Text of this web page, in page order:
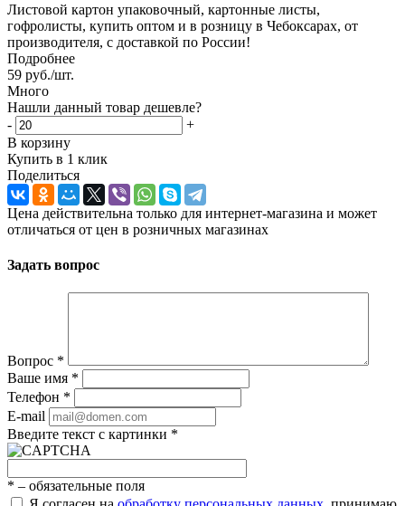
Листовой картон упаковочный, картонные листы,
гофролисты, купить оптом и в розницу в Чебоксарах, от
производителя, с доставкой по России!
Подробнее
59 руб./шт.
Много
Нашли данный товар дешевле?
-
+
В корзину
Купить в 1 клик
Поделиться
Цена действительна только для интернет-магазина и может
отличаться от цен в розничных магазинах
Задать вопрос
Вопрос *
Ваше имя *
Телефон *
E-mail
Введите текст с картинки *
* – обязательные поля